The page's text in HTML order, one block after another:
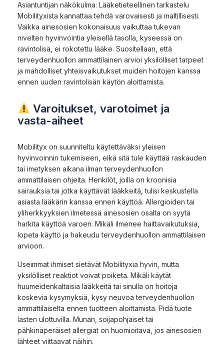
Asiantuntijan näkökulma: Lääketieteellinen tarkastelu
Mobilityxista kannattaa tehdä varovaisesti ja maltillisesti.
Vaikka ainesosien kokonaisuus vaikuttaa tukevan
nivelten hyvinvointia yleisellä tasolla, kyseessä on
ravintolisä, ei rokotettu lääke. Suositellaan, että
terveydenhuollon ammattilainen arvioi yksilölliset tarpeet
ja mahdolliset yhteisvaikutukset muiden hoitojen kanssa
ennen uuden ravintolisän käytön aloittamista.
Varoitukset, varotoimet ja
vasta-aiheet
Mobilityx on suunniteltu käytettäväksi yleisen
hyvinvoinnin tukemiseen, eikä sitä tule käyttää raskauden
tai imetyksen aikana ilman terveydenhuollon
ammattilaisen ohjeita. Henkilöt, joilla on kroonisia
sairauksia tai jotka käyttävät lääkkeitä, tulisi keskustella
asiasta lääkärin kanssa ennen käyttöä. Allergioiden tai
yliherkkyyksien ilmetessä ainesosien osalta on syytä
harkita käyttöä varoen. Mikäli ilmenee haittavaikutuksia,
lopeta käyttö ja hakeudu terveydenhuollon ammattilaisen
arvioon.
Useimmat ihmiset sietävät Mobilityxia hyvin, mutta
yksilölliset reaktiot voivat poiketa. Mikäli käytät
huumeidenkaltaisia lääkkeitä tai sinulla on hoitoja
koskevia kysymyksiä, kysy neuvoa terveydenhuollon
ammattilaiselta ennen tuotteen aloittamista. Pidä tuote
lasten ulottuvilla. Munan, soijapohjaiset tai
pähkinäperäiset allergiat on huomioitava, jos ainesosien
lähteet viittaavat näihin.